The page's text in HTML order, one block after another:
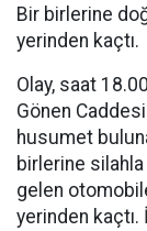
Bir birlerine
yerinden kaçtı.
Olay, saat
Gönen
husumet
birlerine
gelen
yerinden